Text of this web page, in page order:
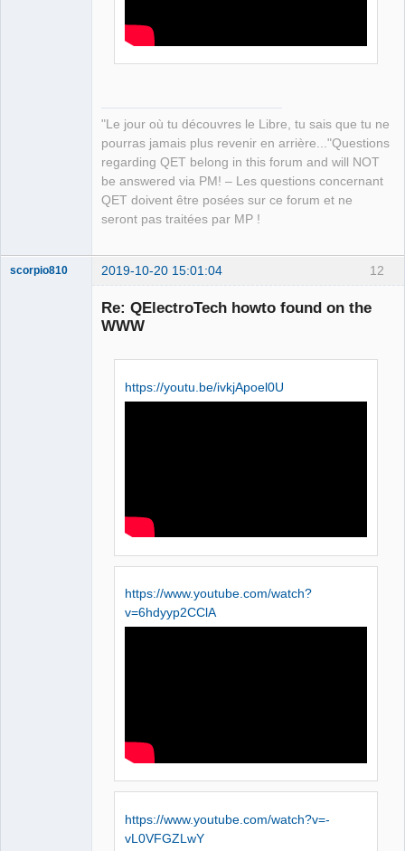
"Le jour où tu découvres le Libre, tu sais que tu ne
pourras jamais plus revenir en arrière..."Questions
regarding QET belong in this forum and will NOT
be answered via PM! – Les questions concernant
QET doivent être posées sur ce forum et ne
seront pas traitées par MP !
12
scorpio810 2019-10-20 15:01:04
Re: QElectroTech howto found on the
WWW
https://youtu.be/ivkjApoel0U
https://www.youtube.com/watch?
v=6hdyyp2CClA
https://www.youtube.com/watch?v=-
vL0VFGZLwY